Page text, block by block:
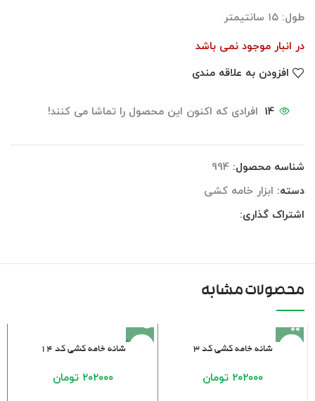
طول: ۱۵ سانتیمتر
در انبار موجود نمی باشد
افزودن به علاقه مندی
14 افرادی که اکنون این محصول را تماشا می کنند!
شناسه محصول: 994
دسته: ابزار خامه کشی
اشتراک گذاری:
محصولات مشابه
شانه خامه کشی کد ۳
۲۰۲۰۰۰ تومان
فروخته
شانه خامه کشی کد ۱۴
۲۰۲۰۰۰ تومان